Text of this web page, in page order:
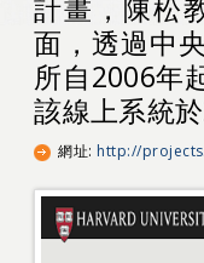
計畫，陳松
面，透過中
所自2006年
該線上系統
網址: http://